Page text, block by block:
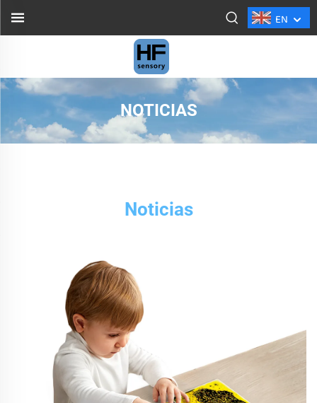
EN
NOTICIAS
Noticias